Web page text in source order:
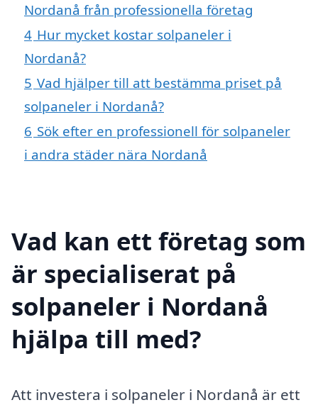
Nordanå från professionella företag
4 Hur mycket kostar solpaneler i
Nordanå?
5 Vad hjälper till att bestämma priset på
solpaneler i Nordanå?
6 Sök efter en professionell för solpaneler
i andra städer nära Nordanå
Vad kan ett företag som
är specialiserat på
solpaneler i Nordanå
hjälpa till med?
Att investera i solpaneler i Nordanå är ett